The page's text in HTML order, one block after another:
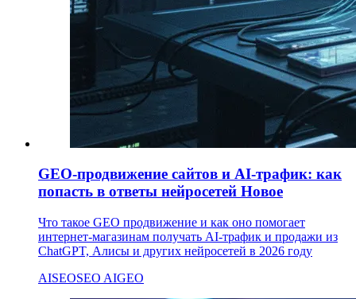
GEO-продвижение сайтов и AI-трафик: как
попасть в ответы нейросетей Новое
Что такое GEO продвижение и как оно помогает
интернет-магазинам получать AI-трафик и продажи из
ChatGPT, Алисы и других нейросетей в 2026 году
AISEOSEO AIGEO